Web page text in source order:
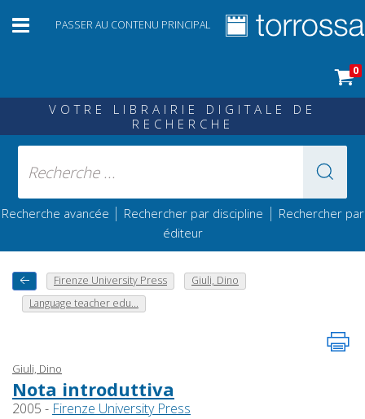
PASSER AU CONTENU PRINCIPAL
0
VOTRE LIBRAIRIE DIGITALE DE
RECHERCHE
Recherche avancée | Rechercher par discipline | Rechercher par
éditeur
Firenze University Press
Giuli, Dino
Language teacher edu...
Giuli, Dino
Nota introduttiva
2005 - Firenze University Press